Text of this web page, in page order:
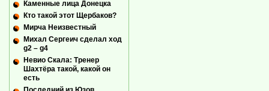
Каменные лица Донецка
Кто такой этот Щербаков?
Мирча Неизвестный
Михал Сергеич сделал ход
g2 – g4
Невио Скала: Тренер
Шахтёра такой, какой он
есть